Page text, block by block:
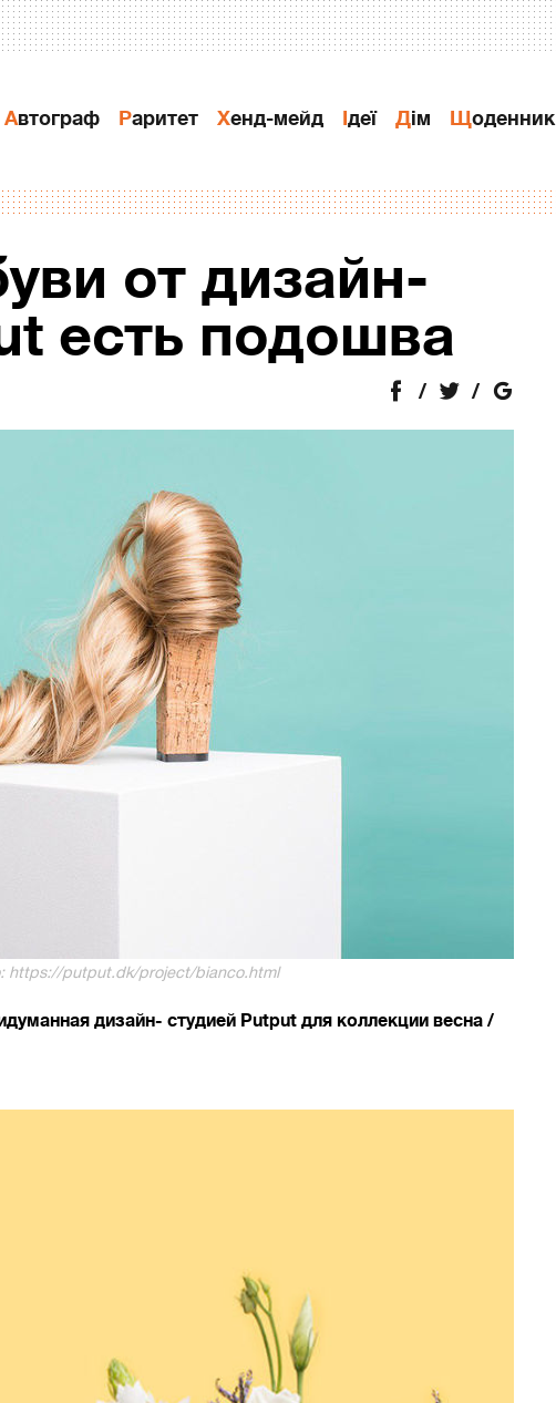
Автограф Раритет Хенд-мейд Ідеї Дiм Щоденник
от дизайн-
есть подошва
https://putput.dk/project/bianco.html
дизайн- студией Putput для коллекции весна /